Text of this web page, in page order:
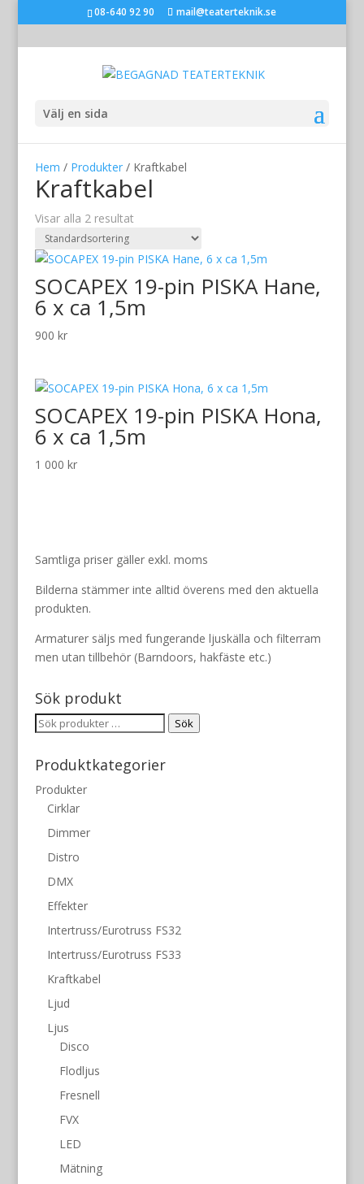
08-640 92 90 mail@teaterteknik.se
Välj en sida
Hem / Produkter/ Kraftkabel
Kraftkabel
Visar alla 2 resultat
SOCAPEX 19-pin PISKA Hane,
6 x ca 1,5m
900 kr
SOCAPEX 19-pin PISKA Hona,
6 x ca 1,5m
1 000 kr
Samtliga priser gäller exkl. moms
Bilderna stämmer inte alltid överens med den aktuella
produkten.
Armaturer säljs med fungerande ljuskälla och filterram
men utan tillbehör (Barndoors, hakfäste etc.)
Sök produkt
Sök
Sök
Produktkategorier
Produkter
Cirklar
Dimmer
Distro
DMX
Effekter
Intertruss/Eurotruss FS32
Intertruss/Eurotruss FS33
Kraftkabel
Ljud
Ljus
Disco
Flodljus
Fresnell
FVX
LED
Mätning